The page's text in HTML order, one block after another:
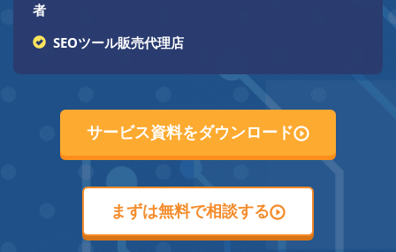
者
SEOツール販売代理店
サービス資料をダウンロード
まずは無料で相談する